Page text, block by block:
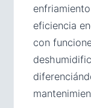
eficiencia
con